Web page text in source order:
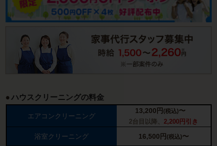
ハウスクリーニングの料金
エアコンクリーニング
13,200 円 (税込)〜
2台目以降、 2,200円引き
浴室クリーニング 16,500 円 (税込)〜